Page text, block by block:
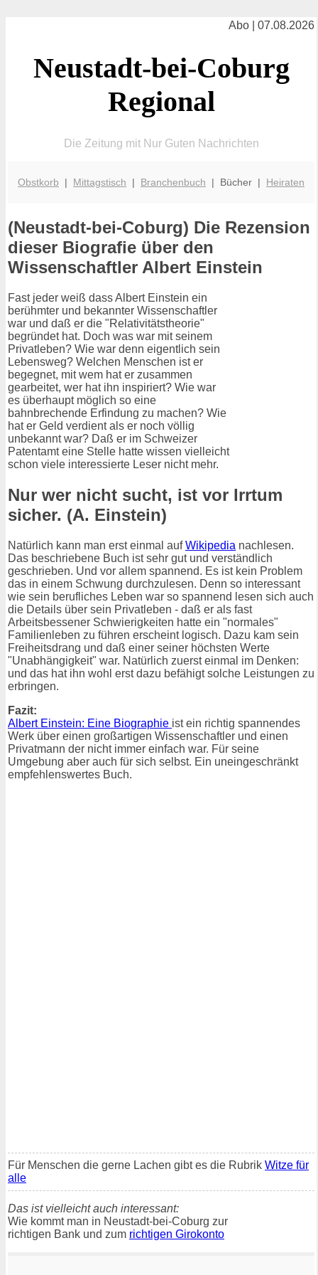
Abo | 07.08.2026
Neustadt-bei-Coburg
Regional
Die Zeitung mit Nur Guten Nachrichten
Obstkorb | Mittagstisch | Branchenbuch | Bücher | Heiraten
(Neustadt-bei-Coburg) Die Rezension
dieser Biografie über den
Wissenschaftler Albert Einstein
Fast jeder weiß dass Albert Einstein ein
berühmter und bekannter Wissenschaftler
war und daß er die "Relativitätstheorie"
begründet hat. Doch was war mit seinem
Privatleben? Wie war denn eigentlich sein
Lebensweg? Welchen Menschen ist er
begegnet, mit wem hat er zusammen
gearbeitet, wer hat ihn inspiriert? Wie war
es überhaupt möglich so eine
bahnbrechende Erfindung zu machen? Wie
hat er Geld verdient als er noch völlig
unbekannt war? Daß er im Schweizer
Patentamt eine Stelle hatte wissen vielleicht
schon viele interessierte Leser nicht mehr.
Nur wer nicht sucht, ist vor Irrtum
sicher. (A. Einstein)
Natürlich kann man erst einmal aufWikipedia nachlesen.
Das beschriebene Buch ist sehr gut und verständlich
geschrieben. Und vor allem spannend. Es ist kein Problem
das in einem Schwung durchzulesen. Denn so interessant
wie sein berufliches Leben war so spannend lesen sich auch
die Details über sein Privatleben - daß er als fast
Arbeitsbessener Schwierigkeiten hatte ein "normales"
Familienleben zu führen erscheint logisch. Dazu kam sein
Freiheitsdrang und daß einer seiner höchsten Werte
"Unabhängigkeit" war. Natürlich zuerst einmal im Denken:
und das hat ihn wohl erst dazu befähigt solche Leistungen zu
erbringen.
Fazit:
Albert Einstein: Eine Biographie ist ein richtig spannendes
Werk über einen großartigen Wissenschaftler und einen
Privatmann der nicht immer einfach war. Für seine
Umgebung aber auch für sich selbst. Ein uneingeschränkt
empfehlenswertes Buch.
Für Menschen die gerne Lachen gibt es die Rubrik Witze für
alle
Das ist vielleicht auch interessant:
Wie kommt man in Neustadt-bei-Coburg zur
richtigen Bank und zum richtigen Girokonto